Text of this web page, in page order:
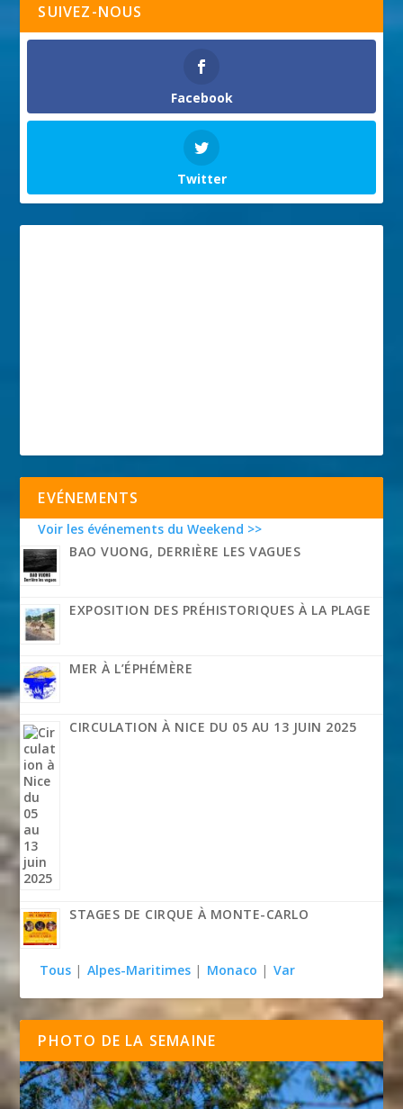
SUIVEZ-NOUS
Facebook
Twitter
EVÉNEMENTS
Voir les événements du Weekend >>
BAO VUONG, DERRIÈRE LES VAGUES
EXPOSITION DES PRÉHISTORIQUES À LA PLAGE
MER À L’ÉPHÉMÈRE
CIRCULATION À NICE DU 05 AU 13 JUIN 2025
STAGES DE CIRQUE À MONTE-CARLO
Tous | Alpes-Maritimes | Monaco | Var
PHOTO DE LA SEMAINE